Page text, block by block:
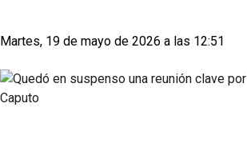
Martes, 19 de mayo de 2026 a las 12:51